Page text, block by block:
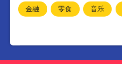
金融
零食 音乐